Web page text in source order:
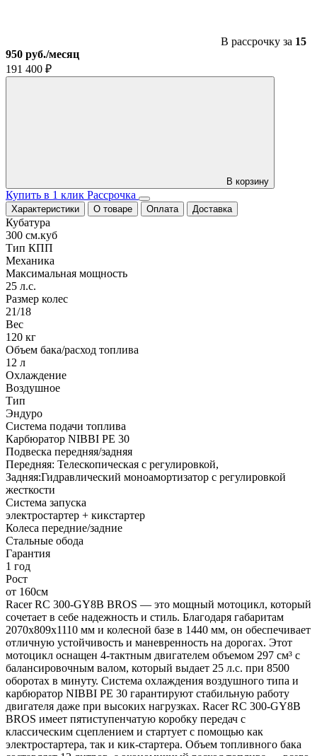
В рассрочку за 15
950 руб./месяц
191 400 ₽
В корзину
Купить в 1 клик Рассрочка
Характеристики О товаре Оплата Доставка
Кубатура
300 см.куб
Тип КПП
Механика
Максимальная мощность
25 л.с.
Размер колес
21/18
Вес
120 кг
Объем бака/расход топлива
12 л
Охлаждение
Воздушное
Тип
Эндуро
Система подачи топлива
Карбюратор NIBBI PE 30
Подвеска передняя/задняя
Передняя: Телескопическая с регулировкой,
Задняя:Гидравлический моноамортизатор с регулировкой
жесткости
Система запуска
электростартер + кикстартер
Колеса передние/задние
Стальные обода
Гарантия
1 год
Рост
от 160см
Racer RC 300-GY8B BROS — это мощный мотоцикл, который
сочетает в себе надежность и стиль. Благодаря габаритам
2070х809х1110 мм и колесной базе в 1440 мм, он обеспечивает
отличную устойчивость и маневренность на дорогах. Этот
мотоцикл оснащен 4-тактным двигателем объемом 297 см³ с
балансировочным валом, который выдает 25 л.с. при 8500
оборотах в минуту. Система охлаждения воздушного типа и
карбюратор NIBBI PE 30 гарантируют стабильную работу
двигателя даже при высоких нагрузках. Racer RC 300-GY8B
BROS имеет пятиступенчатую коробку передач с
классическим сцеплением и стартует с помощью как
электростартера, так и кик-стартера. Объем топливного бака